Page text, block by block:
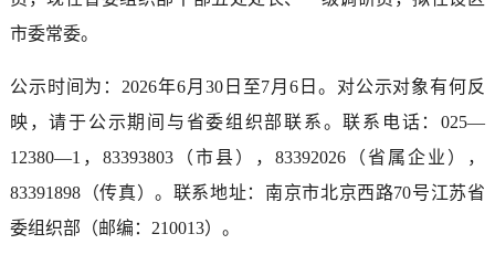
市委常委。
公示时间为：2026年6月30日至7月6日。对公示对象有何反
映，请于公示期间与省委组织部联系。联系电话：025—
12380—1，83393803（市县），83392026（省属企业），
83391898（传真）。联系地址：南京市北京西路70号江苏省
委组织部（邮编：210013）。